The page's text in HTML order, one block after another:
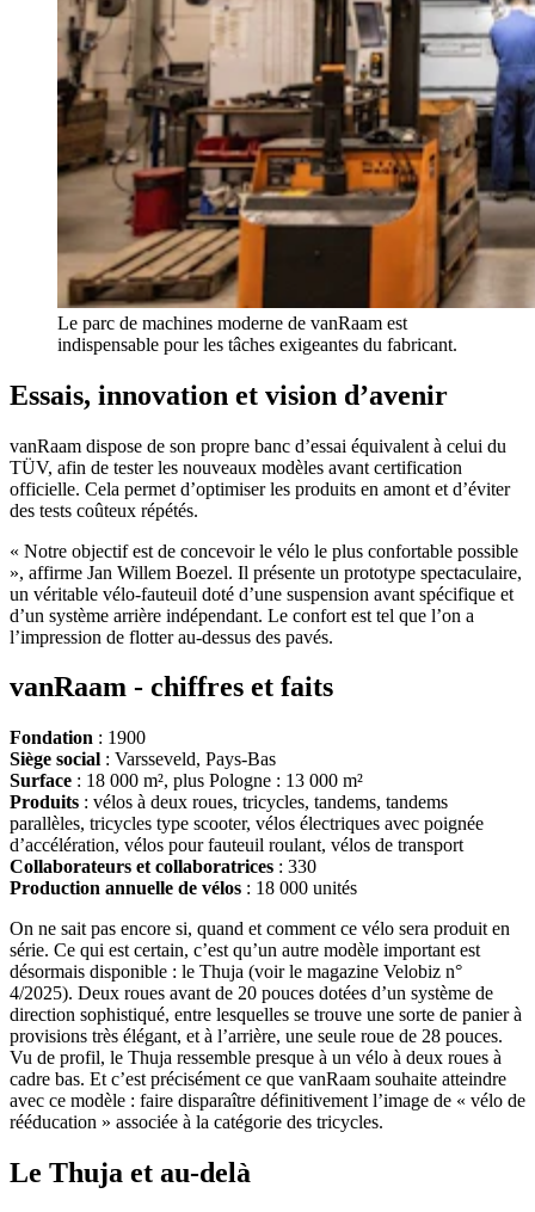
Le parc de machines moderne de vanRaam est
indispensable pour les tâches exigeantes du fabricant.
Essais, innovation et vision d’avenir
vanRaam dispose de son propre banc d’essai équivalent à celui du
TÜV, afin de tester les nouveaux modèles avant certification
officielle. Cela permet d’optimiser les produits en amont et d’éviter
des tests coûteux répétés.
« Notre objectif est de concevoir le vélo le plus confortable possible
», affirme Jan Willem Boezel. Il présente un prototype spectaculaire,
un véritable vélo-fauteuil doté d’une suspension avant spécifique et
d’un système arrière indépendant. Le confort est tel que l’on a
l’impression de flotter au-dessus des pavés.
vanRaam - chiffres et faits
Fondation : 1900
Siège social : Varsseveld, Pays-Bas
Surface : 18 000 m², plus Pologne : 13 000 m²
Produits : vélos à deux roues, tricycles, tandems, tandems
parallèles, tricycles type scooter, vélos électriques avec poignée
d’accélération, vélos pour fauteuil roulant, vélos de transport
Collaborateurs et collaboratrices : 330
Production annuelle de vélos : 18 000 unités
On ne sait pas encore si, quand et comment ce vélo sera produit en
série. Ce qui est certain, c’est qu’un autre modèle important est
désormais disponible : le Thuja (voir le magazine Velobiz n°
4/2025). Deux roues avant de 20 pouces dotées d’un système de
direction sophistiqué, entre lesquelles se trouve une sorte de panier à
provisions très élégant, et à l’arrière, une seule roue de 28 pouces.
Vu de profil, le Thuja ressemble presque à un vélo à deux roues à
cadre bas. Et c’est précisément ce que vanRaam souhaite atteindre
avec ce modèle : faire disparaître définitivement l’image de « vélo de
rééducation » associée à la catégorie des tricycles.
Le Thuja et au-delà